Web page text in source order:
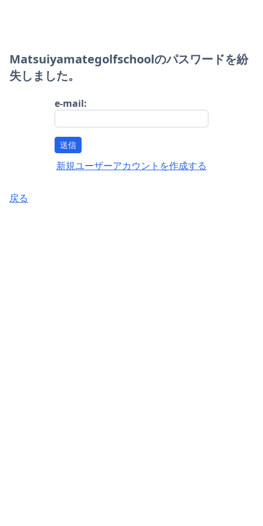
Matsuiyamategolfschoolのパスワードを紛
失しました。
e-mail:
送信
新規ユーザーアカウントを作成する
戻る